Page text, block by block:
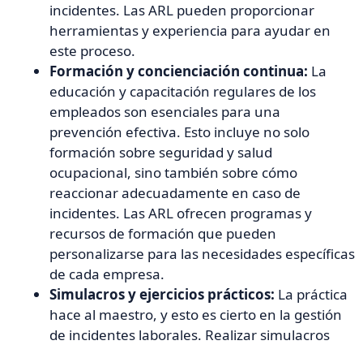
incidentes. Las ARL pueden proporcionar
herramientas y experiencia para ayudar en
este proceso.
Formación y concienciación continua: La
educación y capacitación regulares de los
empleados son esenciales para una
prevención efectiva. Esto incluye no solo
formación sobre seguridad y salud
ocupacional, sino también sobre cómo
reaccionar adecuadamente en caso de
incidentes. Las ARL ofrecen programas y
recursos de formación que pueden
personalizarse para las necesidades específicas
de cada empresa.
Simulacros y ejercicios prácticos: La práctica
hace al maestro, y esto es cierto en la gestión
de incidentes laborales. Realizar simulacros